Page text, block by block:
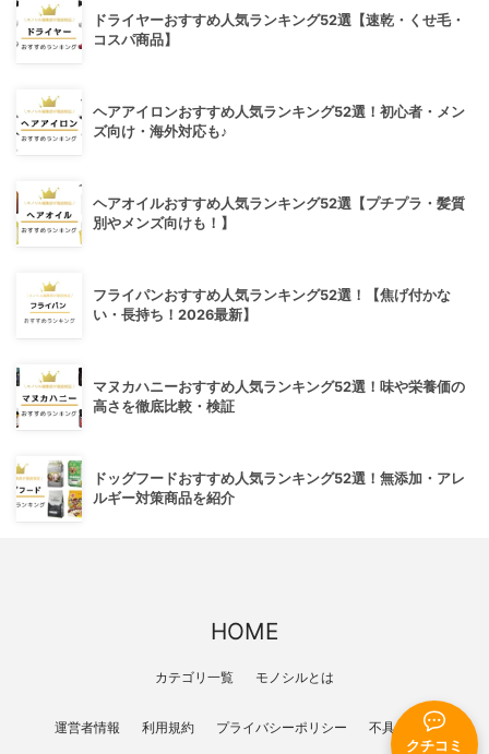
クチコミ
ドライヤーおすすめ人気ランキング52選【速乾・くせ毛・
コスパ商品】
ヘアアイロンおすすめ人気ランキング52選！初心者・メン
ズ向け・海外対応も♪
ヘアオイルおすすめ人気ランキング52選【プチプラ・髪質
別やメンズ向けも！】
フライパンおすすめ人気ランキング52選！【焦げ付かな
い・長持ち！2026最新】
マヌカハニーおすすめ人気ランキング52選！味や栄養価の
高さを徹底比較・検証
ドッグフードおすすめ人気ランキング52選！無添加・アレ
ルギー対策商品を紹介
HOME
カテゴリ一覧 モノシルとは
運営者情報 利用規約 プライバシーポリシー 不具合報告